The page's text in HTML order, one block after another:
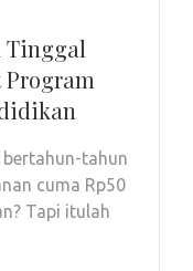
Tinggal
tahun
cuma Rp50
Tapi itulah